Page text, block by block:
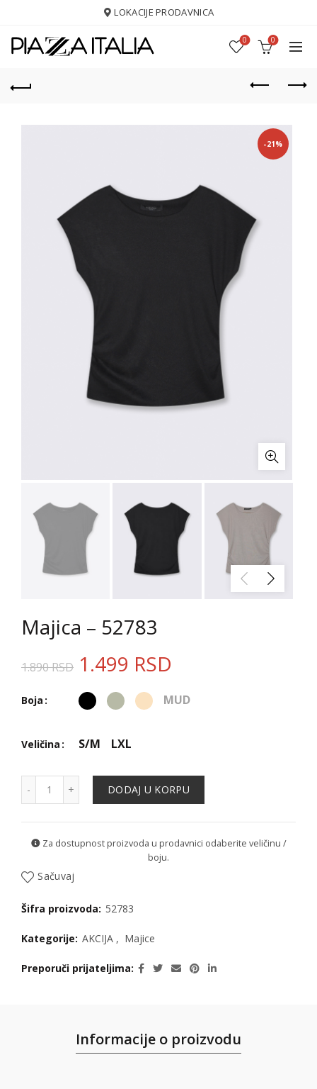
LOKACIJE PRODAVNICA
0 0
-21%
Majica – 52783
1.890RSD 1.499 RSD
Boja MUD
Veličina S/M LXL
DODAJ U KORPU
Za dostupnost proizvoda u prodavnici odaberite veličinu /
boju.
Sačuvaj
Šifra proizvoda: 52783
Kategorije: AKCIJA , Majice
Preporuči prijateljima
Informacije o proizvodu